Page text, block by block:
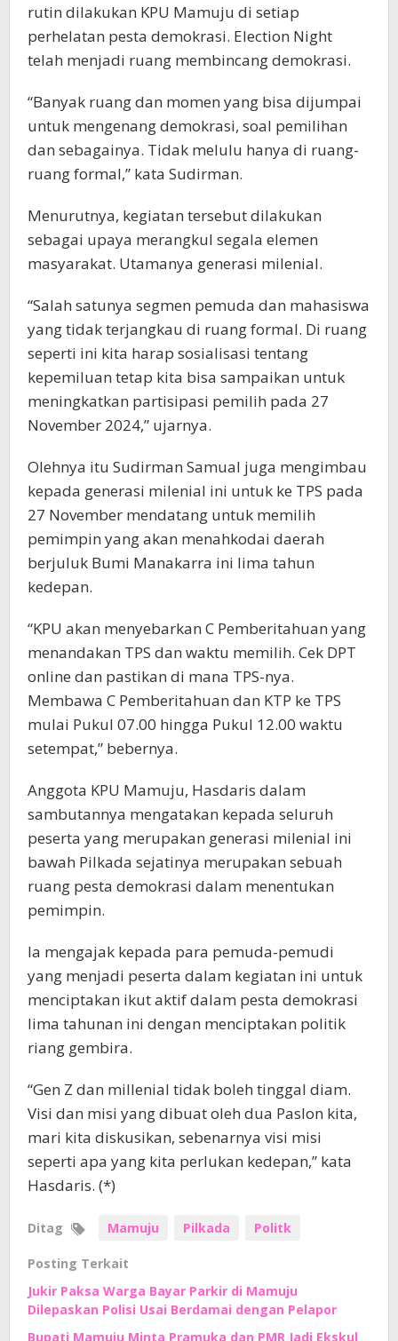
rutin dilakukan KPU Mamuju di setiap
perhelatan pesta demokrasi. Election Night
telah menjadi ruang membincang demokrasi.
“Banyak ruang dan momen yang bisa dijumpai
untuk mengenang demokrasi, soal pemilihan
dan sebagainya. Tidak melulu hanya di ruang-
ruang formal,” kata Sudirman.
Menurutnya, kegiatan tersebut dilakukan
sebagai upaya merangkul segala elemen
masyarakat. Utamanya generasi milenial.
“Salah satunya segmen pemuda dan mahasiswa
yang tidak terjangkau di ruang formal. Di ruang
seperti ini kita harap sosialisasi tentang
kepemiluan tetap kita bisa sampaikan untuk
meningkatkan partisipasi pemilih pada 27
November 2024,” ujarnya.
Olehnya itu Sudirman Samual juga mengimbau
kepada generasi milenial ini untuk ke TPS pada
27 November mendatang untuk memilih
pemimpin yang akan menahkodai daerah
berjuluk Bumi Manakarra ini lima tahun
kedepan.
“KPU akan menyebarkan C Pemberitahuan yang
menandakan TPS dan waktu memilih. Cek DPT
online dan pastikan di mana TPS-nya.
Membawa C Pemberitahuan dan KTP ke TPS
mulai Pukul 07.00 hingga Pukul 12.00 waktu
setempat,” bebernya.
Anggota KPU Mamuju, Hasdaris dalam
sambutannya mengatakan kepada seluruh
peserta yang merupakan generasi milenial ini
bawah Pilkada sejatinya merupakan sebuah
ruang pesta demokrasi dalam menentukan
pemimpin.
Ia mengajak kepada para pemuda-pemudi
yang menjadi peserta dalam kegiatan ini untuk
menciptakan ikut aktif dalam pesta demokrasi
lima tahunan ini dengan menciptakan politik
riang gembira.
“Gen Z dan millenial tidak boleh tinggal diam.
Visi dan misi yang dibuat oleh dua Paslon kita,
mari kita diskusikan, sebenarnya visi misi
seperti apa yang kita perlukan kedepan,” kata
Hasdaris. (*)
Ditag Mamuju Pilkada Politk
Posting Terkait
Jukir Paksa Warga Bayar Parkir di Mamuju
Dilepaskan Polisi Usai Berdamai dengan Pelapor
Bupati Mamuju Minta Pramuka dan PMR Jadi Ekskul